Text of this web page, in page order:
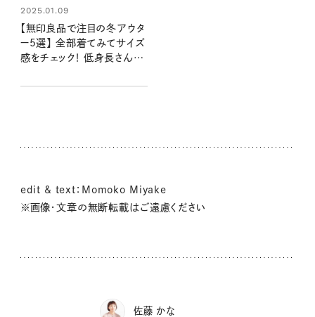
2025.01.09
【無印良品で注目の冬アウタ
ー5選】 全部着てみてサイズ
感をチェック！ 低身長さんが
edit & text：Momoko Miyake
※画像・文章の無断転載はご遠慮ください
佐藤 かな